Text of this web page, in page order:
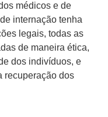
médicos e de
internação tenha
legais, todas as
de maneira ética,
dos indivíduos, e
recuperação dos